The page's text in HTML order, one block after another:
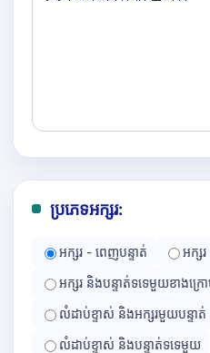
ប្រភេទអក្សរ:
អក្សរ - ពេញបន្ទាត់
អក្សរ
អក្សរ និងបន្ទាត់ទទេមួយខាងក្រ
លំដាប់ខ្ទាស់ និងអក្សរមួយបន្ទាត់
លំដាប់ខ្ទាស់ និងបន្ទាត់ទទេមួយ